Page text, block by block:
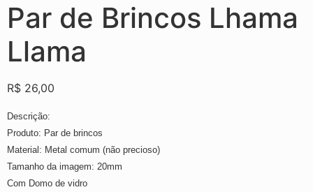
Par de Brincos Lhama
Llama
R$ 26,00
Descrição:
Produto: Par de brincos
Material: Metal comum (não precioso)
Tamanho da imagem: 20mm
Com Domo de vidro